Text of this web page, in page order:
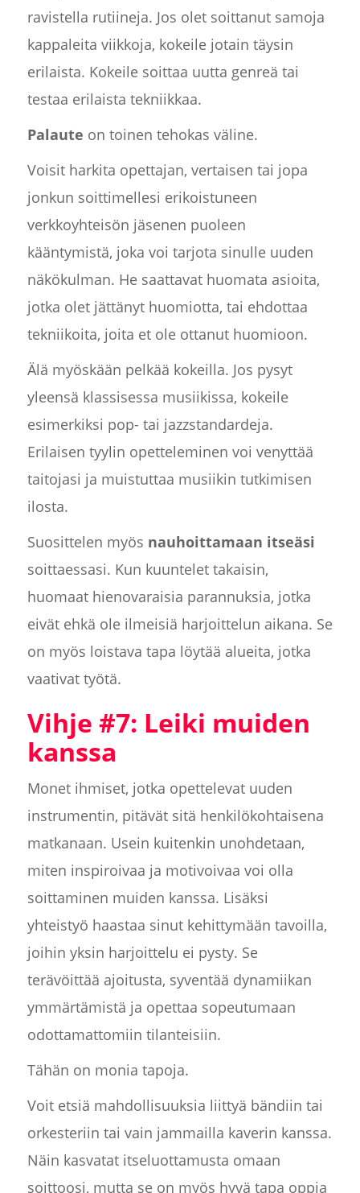
ravistella rutiineja. Jos olet soittanut samoja
kappaleita viikkoja, kokeile jotain täysin
erilaista. Kokeile soittaa uutta genreä tai
testaa erilaista tekniikkaa.
Palaute on toinen tehokas väline.
Voisit harkita opettajan, vertaisen tai jopa
jonkun soittimellesi erikoistuneen
verkkoyhteisön jäsenen puoleen
kääntymistä, joka voi tarjota sinulle uuden
näkökulman. He saattavat huomata asioita,
jotka olet jättänyt huomiotta, tai ehdottaa
tekniikoita, joita et ole ottanut huomioon.
Älä myöskään pelkää kokeilla. Jos pysyt
yleensä klassisessa musiikissa, kokeile
esimerkiksi pop- tai jazzstandardeja.
Erilaisen tyylin opetteleminen voi venyttää
taitojasi ja muistuttaa musiikin tutkimisen
ilosta.
Suosittelen myös nauhoittamaan itseäsi
soittaessasi. Kun kuuntelet takaisin,
huomaat hienovaraisia parannuksia, jotka
eivät ehkä ole ilmeisiä harjoittelun aikana. Se
on myös loistava tapa löytää alueita, jotka
vaativat työtä.
Vihje #7: Leiki muiden
kanssa
Monet ihmiset, jotka opettelevat uuden
instrumentin, pitävät sitä henkilökohtaisena
matkanaan. Usein kuitenkin unohdetaan,
miten inspiroivaa ja motivoivaa voi olla
soittaminen muiden kanssa. Lisäksi
yhteistyö haastaa sinut kehittymään tavoilla,
joihin yksin harjoittelu ei pysty. Se
terävöittää ajoitusta, syventää dynamiikan
ymmärtämistä ja opettaa sopeutumaan
odottamattomiin tilanteisiin.
Tähän on monia tapoja.
Voit etsiä mahdollisuuksia liittyä bändiin tai
orkesteriin tai vain jammailla kaverin kanssa.
Näin kasvatat itseluottamusta omaan
soittoosi, mutta se on myös hyvä tapa oppia